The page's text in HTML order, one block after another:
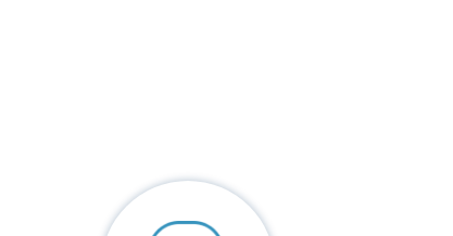
היה הראשון לכתוב סקירה “כורסת טלוויזיה קווין”
שדות החובה מסומנים